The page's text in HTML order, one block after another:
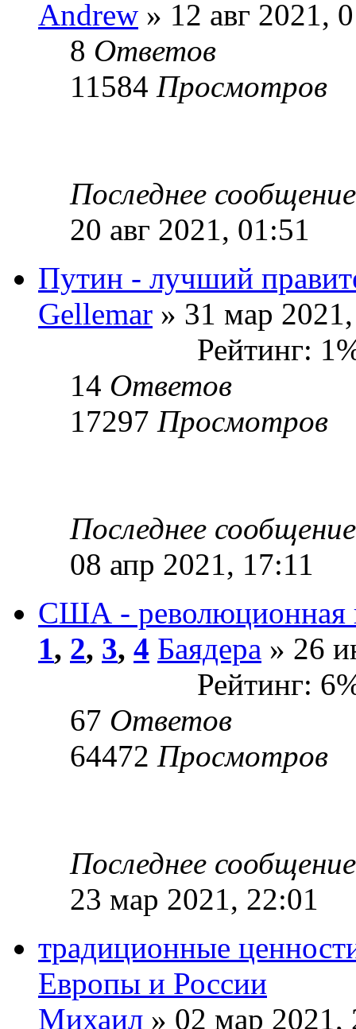
Andrew » 12 авг 2021,
8 Ответов
11584 Просмотров
Последнее
20 авг 2021, 01:51
Путин - лучший
Gellemar » 31 мар
Рейтинг:
14 Ответов
17297 Просмотров
Последнее
08 апр 2021, 17:11
США - революционная
1, 2, 3, 4 Баядера » 26
Рейтинг:
67 Ответов
64472 Просмотров
Последнее
23 мар 2021, 22:01
традиционные
Европы и России
Михаил » 02 мар 2021,